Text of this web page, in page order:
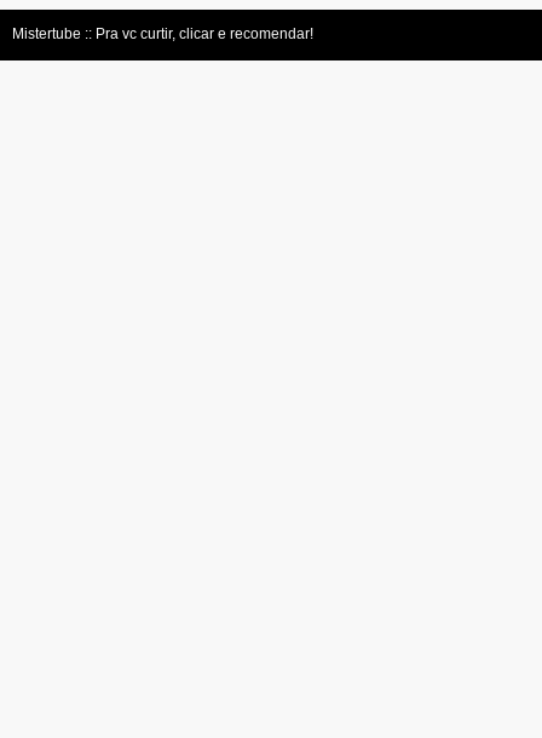
Mistertube :: Pra vc curtir, clicar e recomendar!